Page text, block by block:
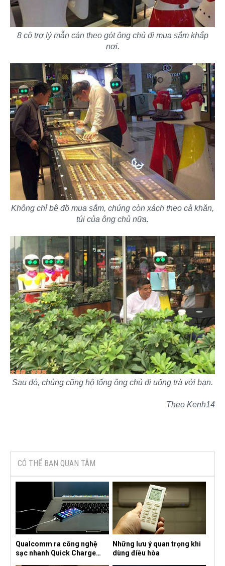
8 cô trợ lý mẫn cán theo gót ông chủ đi mua sắm khắp
nơi.
Không chỉ bê đồ mua sắm, chúng còn xách theo cả khăn,
túi của ông chủ nữa.
Sau đó, chúng cũng hộ tống ông chủ đi uống trà với bạn.
Theo Kenh14
CÓ THỂ BẠN QUAN TÂM
Qualcomm ra công nghệ
sạc nhanh Quick Charge
Những lưu ý quan trọng khi
dùng điều hòa